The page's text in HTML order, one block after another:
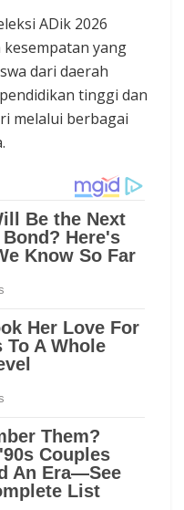
ADik 2026
yang
dari daerah
tinggi dan
melalui berbagai